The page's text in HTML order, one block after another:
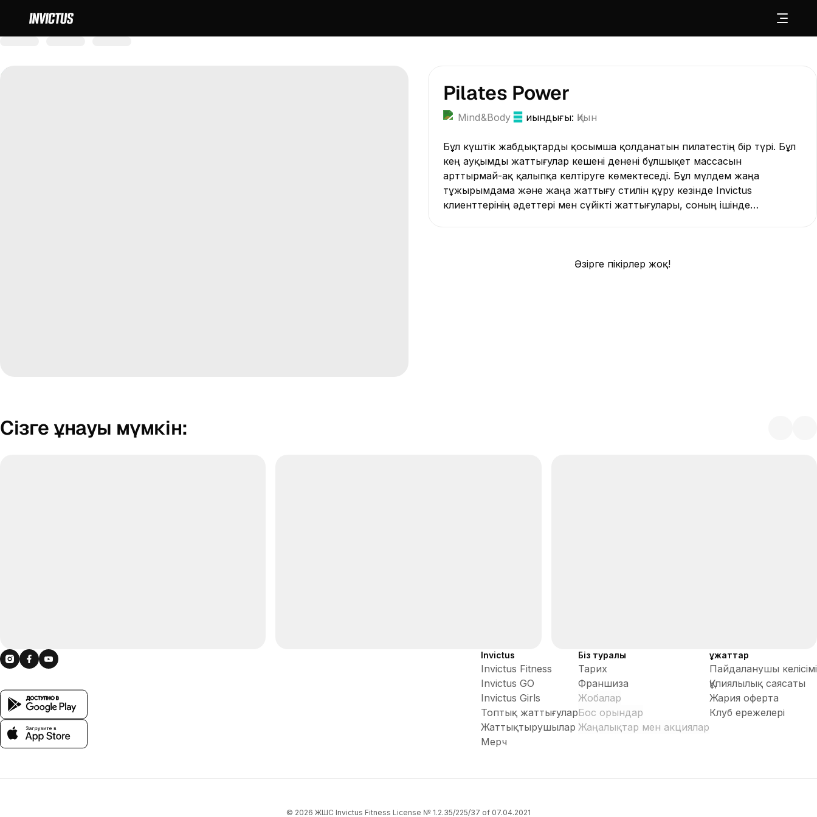
Pilates Power
Mind&Body Қиындығы: Қиын
Бұл күштік жабдықтарды қосымша қолданатын пилатестің бір түрі. Бұл
кең ауқымды жаттығулар кешені денені бұлшықет массасын
арттырмай-ақ қалыпқа келтіруге көмектеседі. Бұл мүлдем жаңа
тұжырымдама және жаңа жаттығу стилін құру кезінде Invictus
клиенттерінің әдеттері мен сүйікті жаттығулары, соның ішінде
Әзірге пікірлер жоқ!
Сізге ұнауы мүмкін:
Invictus
Invictus Fitness
Invictus GO
Invictus Girls
Топтық жаттығулар
Жаттықтырушылар
Мерч
Біз туралы
Тарих
Франшиза
Жобалар
Бос орындар
Жаңалықтар мен акциялар
Құжаттар
Пайдаланушы келісімі
Құпиялылық саясаты
Жария оферта
Клуб ережелері
© 2026 ЖШС Invictus Fitness License № 1.2.35/225/37 of 07.04.2021